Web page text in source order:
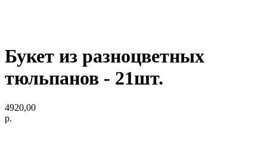
Букет из разноцветных
тюльпанов - 21шт.
4920,00
р.